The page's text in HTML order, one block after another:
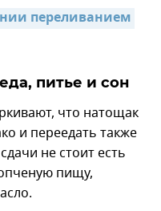
переливанием
питье и сон
что натощак
и переедать также
не стоит есть
пищу,